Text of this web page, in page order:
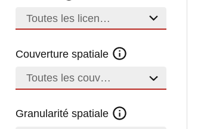
Toutes les licences
Couverture spatiale
Toutes les couvertures
Granularité spatiale